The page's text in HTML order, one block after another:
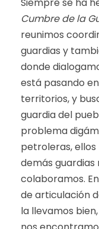
Cumbre de la
reunimos
guardias y
donde
está pasando
territorios, y
guardia del
problema
petroleras,
demás guardias
colaboramos.
de articulación
la llevamos